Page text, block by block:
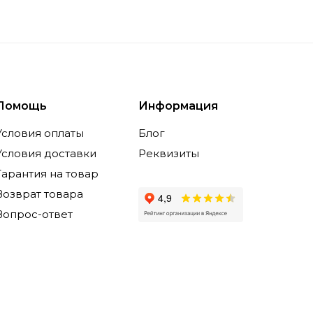
оплаты
доставки
на товар
товара
ответ
Информация
Блог
Реквизиты